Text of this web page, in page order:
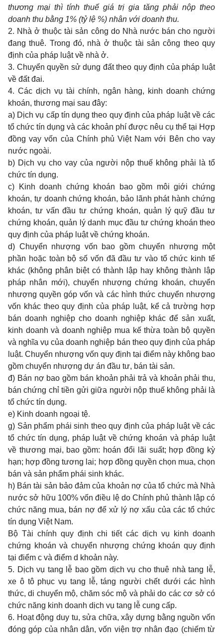
thương mại thì tính thuế giá trị gia tăng phải nộp theo
doanh thu bằng 1% (tỷ lệ %) nhân với doanh thu.
2. Nhà ở thuộc tài sản công do Nhà nước bán cho người
đang thuê. Trong đó, nhà ở thuộc tài sản công theo quy
định của pháp luật về nhà ở.
3. Chuyển quyền sử dụng đất theo quy định của pháp luật
về đất đai.
4. Các dịch vụ tài chính, ngân hàng, kinh doanh chứng
khoán, thương mại sau đây:
a) Dịch vụ cấp tín dụng theo quy định của pháp luật về các
tổ chức tín dụng và các khoản phí được nêu cụ thể tại Hợp
đồng vay vốn của Chính phủ Việt Nam với Bên cho vay
nước ngoài.
b) Dịch vụ cho vay của người nộp thuế không phải là tổ
chức tín dụng.
c) Kinh doanh chứng khoán bao gồm môi giới chứng
khoán, tự doanh chứng khoán, bảo lãnh phát hành chứng
khoán, tư vấn đầu tư chứng khoán, quản lý quỹ đầu tư
chứng khoán, quản lý danh mục đầu tư chứng khoán theo
quy định của pháp luật về chứng khoán.
d) Chuyển nhượng vốn bao gồm chuyển nhượng một
phần hoặc toàn bộ số vốn đã đầu tư vào tổ chức kinh tế
khác (không phân biệt có thành lập hay không thành lập
pháp nhân mới), chuyển nhượng chứng khoán, chuyển
nhượng quyền góp vốn và các hình thức chuyển nhượng
vốn khác theo quy định của pháp luật, kể cả trường hợp
bán doanh nghiệp cho doanh nghiệp khác để sản xuất,
kinh doanh và doanh nghiệp mua kế thừa toàn bộ quyền
và nghĩa vụ của doanh nghiệp bán theo quy định của pháp
luật. Chuyển nhượng vốn quy định tại điểm này không bao
gồm chuyển nhượng dự án đầu tư, bán tài sản.
đ) Bán nợ bao gồm bán khoản phải trả và khoản phải thu,
bán chứng chỉ tiền gửi giữa người nộp thuế không phải là
tổ chức tín dụng.
e) Kinh doanh ngoại tệ.
g) Sản phẩm phái sinh theo quy định của pháp luật về các
tổ chức tín dụng, pháp luật về chứng khoán và pháp luật
về thương mại, bao gồm: hoán đổi lãi suất; hợp đồng kỳ
hạn; hợp đồng tương lai; hợp đồng quyền chọn mua, chọn
bán và sản phẩm phái sinh khác.
h) Bán tài sản bảo đảm của khoản nợ của tổ chức mà Nhà
nước sở hữu 100% vốn điều lệ do Chính phủ thành lập có
chức năng mua, bán nợ để xử lý nợ xấu của các tổ chức
tín dụng Việt Nam.
Bộ Tài chính quy định chi tiết các dịch vụ kinh doanh
chứng khoán và chuyển nhượng chứng khoán quy định
tại điểm c và điểm d khoản này.
5. Dịch vụ tang lễ bao gồm dịch vụ cho thuê nhà tang lễ,
xe ô tô phục vụ tang lễ, táng người chết dưới các hình
thức, di chuyển mộ, chăm sóc mộ và phải do các cơ sở có
chức năng kinh doanh dịch vụ tang lễ cung cấp.
6. Hoạt động duy tu, sửa chữa, xây dựng bằng nguồn vốn
đóng góp của nhân dân, vốn viện trợ nhân đạo (chiếm từ